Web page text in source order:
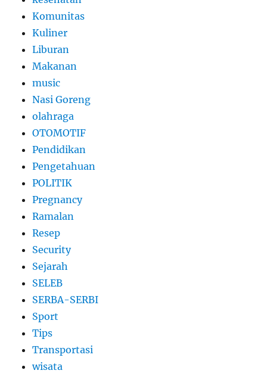
Komunitas
Kuliner
Liburan
Makanan
music
Nasi Goreng
olahraga
OTOMOTIF
Pendidikan
Pengetahuan
POLITIK
Pregnancy
Ramalan
Resep
Security
Sejarah
SELEB
SERBA-SERBI
Sport
Tips
Transportasi
wisata